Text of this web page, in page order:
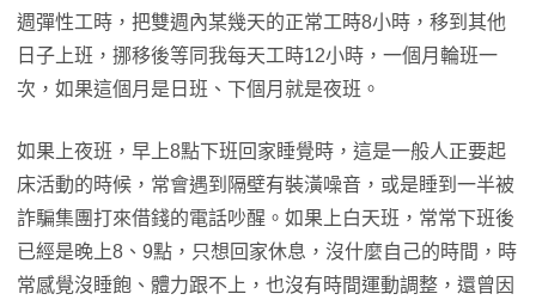
週彈性工時，把雙週內某幾天的正常工時8小時，移到其他
日子上班，挪移後等同我每天工時12小時，一個月輪班一
次，如果這個月是日班、下個月就是夜班。
如果上夜班，早上8點下班回家睡覺時，這是一般人正要起
床活動的時候，常會遇到隔壁有裝潢噪音，或是睡到一半被
詐騙集團打來借錢的電話吵醒。如果上白天班，常常下班後
已經是晚上8、9點，只想回家休息，沒什麼自己的時間，時
常感覺沒睡飽、體力跟不上，也沒有時間運動調整，還曾因